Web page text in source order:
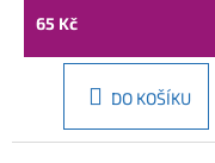
65 Kč
DO KOŠÍKU